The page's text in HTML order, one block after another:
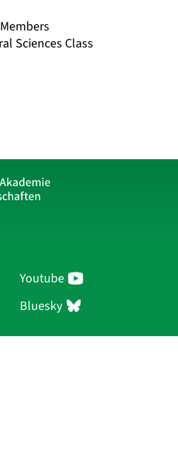
Sciences Class
Youtube
Bluesky